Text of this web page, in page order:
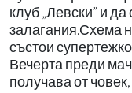
клуб „Левски” и
залагания.Схема
състои
Вечерта преди
получава от